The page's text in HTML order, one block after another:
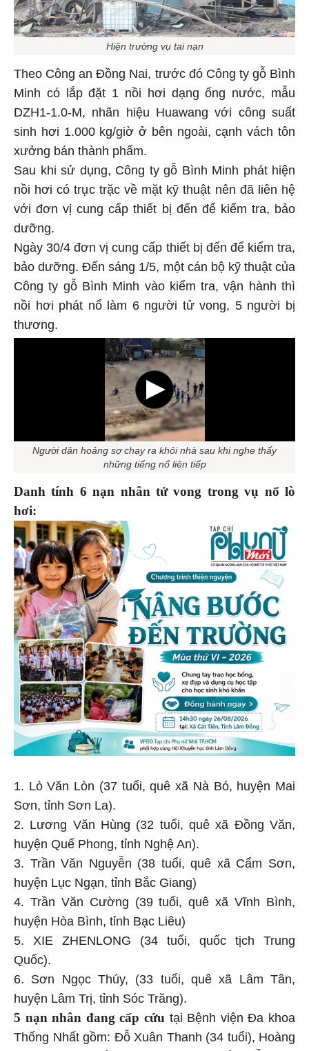
Hiện trường vụ tai nạn
Theo Công an Đồng Nai, trước đó Công ty gỗ Bình
Minh có lắp đặt 1 nồi hơi dạng ống nước, mẫu
DZH1-1.0-M, nhãn hiệu Huawang với công suất
sinh hơi 1.000 kg/giờ ở bên ngoài, cạnh vách tôn
xưởng bán thành phẩm.
Sau khi sử dụng, Công ty gỗ Bình Minh phát hiện
nồi hơi có trục trặc về mặt kỹ thuật nên đã liên hệ
với đơn vị cung cấp thiết bị đến để kiểm tra, bảo
dưỡng.
Ngày 30/4 đơn vị cung cấp thiết bị đến để kiểm tra,
bảo dưỡng. Đến sáng 1/5, một cán bộ kỹ thuật của
Công ty gỗ Bình Minh vào kiểm tra, vận hành thì
nồi hơi phát nổ làm 6 người tử vong, 5 người bị
thương.
Người dân hoảng sợ chạy ra khỏi nhà sau khi nghe thấy
những tiếng nổ liên tiếp
Danh tính 6 nạn nhân tử vong trong vụ nổ lò
hơi:
1. Lò Văn Lòn (37 tuổi, quê xã Nà Bó, huyện Mai
Sơn, tỉnh Sơn La).
2. Lương Văn Hùng (32 tuổi, quê xã Đồng Văn,
huyện Quế Phong, tỉnh Nghệ An).
3. Trần Văn Nguyễn (38 tuổi, quê xã Cẩm Sơn,
huyện Lục Ngạn, tỉnh Bắc Giang)
4. Trần Văn Cường (39 tuổi, quê xã Vĩnh Bình,
huyện Hòa Bình, tỉnh Bạc Liêu)
5. XIE ZHENLONG (34 tuổi, quốc tịch Trung
Quốc).
6. Sơn Ngọc Thúy, (33 tuổi, quê xã Lâm Tân,
huyện Lâm Trị, tỉnh Sóc Trăng).
5 nạn nhân đang cấp cứu tại Bệnh viện Đa khoa
Thống Nhất gồm: Đỗ Xuân Thanh (34 tuổi), Hoàng